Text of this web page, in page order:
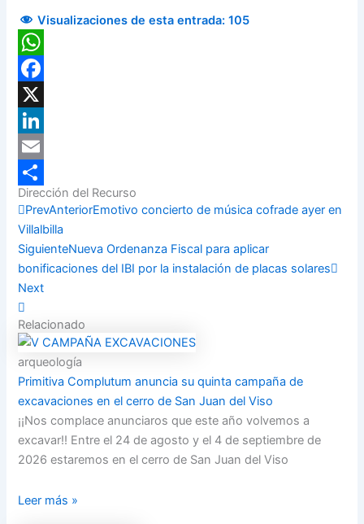
Visualizaciones de esta entrada: 105
WhatsApp
Facebook
X
LinkedIn
Email
Compartir
Dirección del Recurso
PrevAnteriorEmotivo concierto de música cofrade ayer en
Villalbilla
SiguienteNueva Ordenanza Fiscal para aplicar
bonificaciones del IBI por la instalación de placas solares
Next
Relacionado
arqueología
Primitiva Complutum anuncia su quinta campaña de
excavaciones en el cerro de San Juan del Viso
¡¡Nos complace anunciaros que este año volvemos a
excavar!! Entre el 24 de agosto y el 4 de septiembre de
2026 estaremos en el cerro de San Juan del Viso
Leer más »